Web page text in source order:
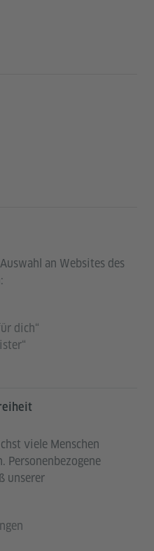
an Websites des
dich“
viele Menschen
Personenbezogene
unserer